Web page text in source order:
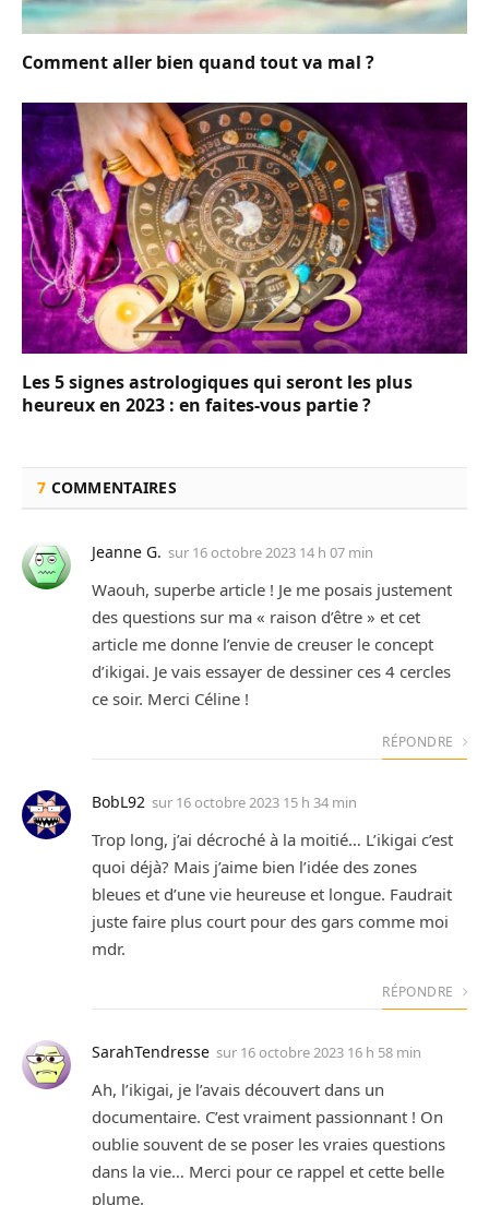
Comment aller bien quand tout va mal ?
Les 5 signes astrologiques qui seront les plus
heureux en 2023 : en faites-vous partie ?
7 COMMENTAIRES
Jeanne G. sur 16 octobre 2023 14 h 07 min
Waouh, superbe article ! Je me posais justement
des questions sur ma « raison d’être » et cet
article me donne l’envie de creuser le concept
d’ikigai. Je vais essayer de dessiner ces 4 cercles
ce soir. Merci Céline !
RÉPONDRE
BobL92 sur 16 octobre 2023 15 h 34 min
Trop long, j’ai décroché à la moitié… L’ikigai c’est
quoi déjà? Mais j’aime bien l’idée des zones
bleues et d’une vie heureuse et longue. Faudrait
juste faire plus court pour des gars comme moi
mdr.
RÉPONDRE
SarahTendresse sur 16 octobre 2023 16 h 58 min
Ah, l’ikigai, je l’avais découvert dans un
documentaire. C’est vraiment passionnant ! On
oublie souvent de se poser les vraies questions
dans la vie… Merci pour ce rappel et cette belle
plume.